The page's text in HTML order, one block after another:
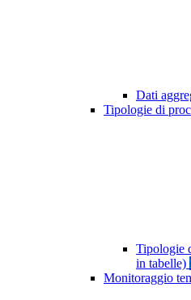
Dati
Tipologie di
Tipologie
in tabelle)
Monitoraggio